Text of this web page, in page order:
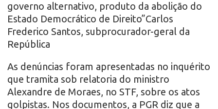
governo alternativo, produto da abolição do
Estado Democrático de Direito”Carlos
Frederico Santos, subprocurador-geral da
República
As denúncias foram apresentadas no inquérito
que tramita sob relatoria do ministro
Alexandre de Moraes, no STF, sobre os atos
golpistas. Nos documentos, a PGR diz que a